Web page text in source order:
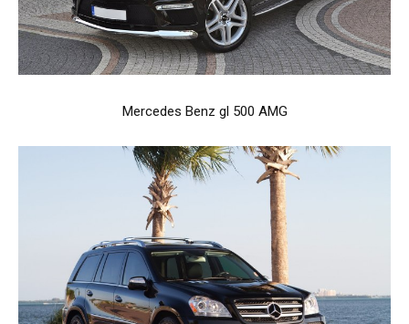
Mercedes Benz gl 500 AMG